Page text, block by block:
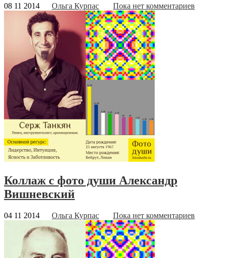
08 11 2014 Ольга Курпас Пока нет комментариев
Коллаж с фото души Александр
Вишневский
04 11 2014 Ольга Курпас Пока нет комментариев